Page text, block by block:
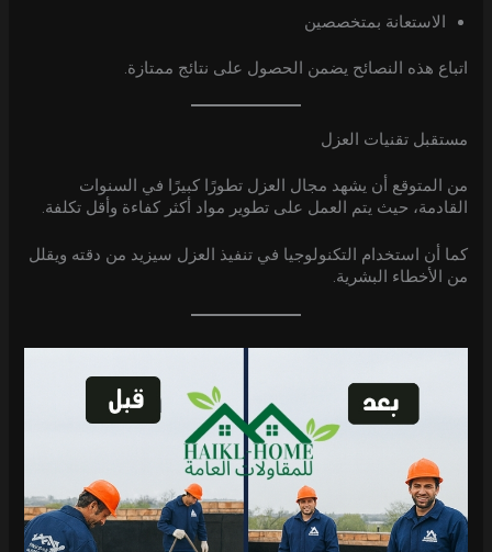
الاستعانة بمتخصصين
اتباع هذه النصائح يضمن الحصول على نتائج ممتازة.
مستقبل تقنيات العزل
من المتوقع أن يشهد مجال العزل تطورًا كبيرًا في السنوات
القادمة، حيث يتم العمل على تطوير مواد أكثر كفاءة وأقل تكلفة.
كما أن استخدام التكنولوجيا في تنفيذ العزل سيزيد من دقته ويقلل
من الأخطاء البشرية.